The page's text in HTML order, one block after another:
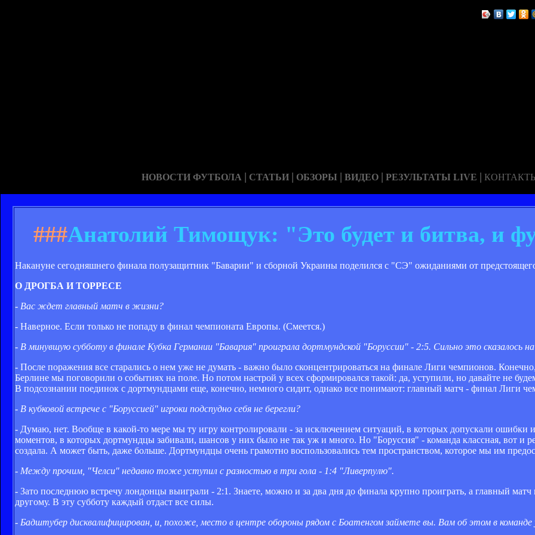
НОВОСТИ ФУТБОЛА | СТАТЬИ | ОБЗОРЫ | ВИДЕО | РЕЗУЛЬТАТЫ LIVE |
###Анатолий Тимощук: "Это будет и битва, и
Накануне сегодняшнего финала полузащитник "Баварии" и сборной Украины поделился с "СЭ" ожиданиями от
О ДРОГБА И ТОРРЕСЕ
- Вас ждет главный матч в жизни?
- Наверное. Если только не попаду в финал чемпионата Европы. (Смеется.)
- В минувшую субботу в финале Кубка Германии "Бавария" проиграла дортмундской "Боруссии" - 2:5. Сильно это сказалось
- После поражения все старались о нем уже не думать - важно было сконцентрироваться на финале Лиги чемпионов.
Берлине мы поговорили о событиях на поле. Но потом настрой у всех сформировался такой: да, уступили, но давайте не
В подсознании поединок с дортмундцами еще, конечно, немного сидит, однако все понимают: главный матч - финал Лиги
- В кубковой встрече с "Боруссией" игроки подспудно себя не берегли?
- Думаю, нет. Вообще в какой-то мере мы ту игру контролировали - за исключением ситуаций, в которых допускали ошибки
моментов, в которых дортмундцы забивали, шансов у них было не так уж и много. Но "Боруссия" - команда классная, вот и
создала. А может быть, даже больше. Дортмундцы очень грамотно воспользовались тем пространством, которое мы им
- Между прочим, "Челси" недавно тоже уступил с разностью в три гола - 1:4 "Ливерпулю".
- Зато последнюю встречу лондонцы выиграли - 2:1. Знаете, можно и за два дня до финала крупно проиграть, а главный
другому. В эту субботу каждый отдаст все силы.
- Бадштубер дисквалифицирован, и, похоже, место в центре обороны рядом с Боатенгом займете вы. Вам об этом в команде